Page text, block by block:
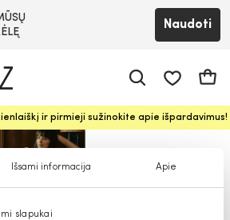
Išsami informacija Apie
slapukai
Naudoti
ir pirmieji sužinokite apie išpardavimus!